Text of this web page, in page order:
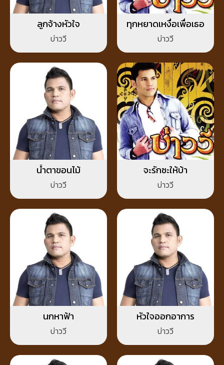
ลูกจ้างหัวใจ
บ่าววี
ทุกหยาดเหงื่อเพื่อเธอ
บ่าววี
น้ำตาขอนไม้
บ่าววี
จะรักซะให้บ้า
บ่าววี
นกหาฟ้า
บ่าววี
หัวใจออกอาการ
บ่าววี